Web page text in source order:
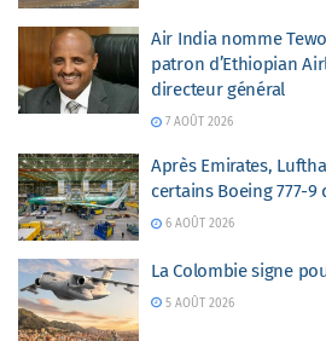
Air India nomme
patron d’Ethiopian
directeur général
7 AOÛT 2026
Après Emirates,
certains Boeing 777-9
6 AOÛT 2026
La Colombie signe
5 AOÛT 2026